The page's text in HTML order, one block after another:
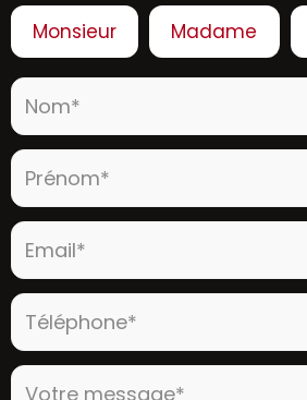
Civilité :
Monsieur Madame
Nom* :
Prénom* :
Email* :
Téléphone* :
Votre message* :